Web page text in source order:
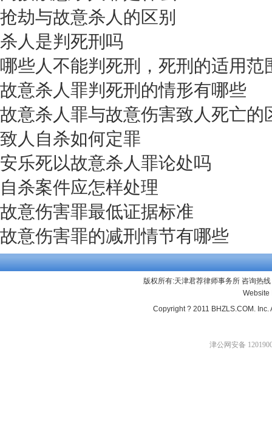
抢劫与故意杀人的区别
杀人是判死刑吗
哪些人不能判死刑，死刑的适用范
故意杀人罪判死刑的情形有哪些
故意杀人罪与故意伤害致人死亡的
致人自杀如何定罪
安乐死以故意杀人罪论处吗
自杀案件应怎样处理
故意伤害罪最低证据标准
故意伤害罪的减刑情节有哪些
版权所有:天津君荐律师事务所 咨询
Website
Copyright ? 2011 BHZLS.COM.
津公网安备